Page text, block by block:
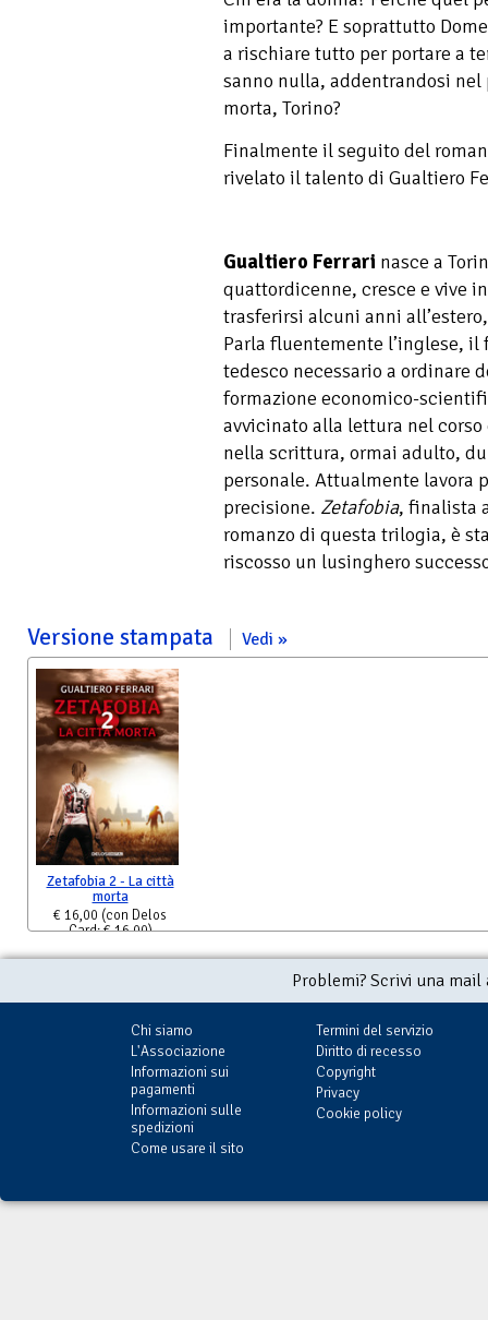
importante? E soprattutto
a rischiare tutto per portare a
sanno nulla, addentrandosi
morta, Torino?
Finalmente il seguito del
rivelato il talento di Gualtiero
Gualtiero Ferrari nasce a
quattordicenne, cresce e vive
trasferirsi alcuni anni
Parla fluentemente l’inglese,
tedesco necessario a ordinare
formazione economico-
avvicinato alla lettura nel
nella scrittura, ormai adulto,
personale. Attualmente lavora
precisione. Zetafobia, finalista
romanzo di questa trilogia, è
riscosso un lusinghero
Versione stampata Vedi
Zetafobia 2 - La città
morta
€ 16,00 (con Delos
Card: € 16,00)
Problemi? Scrivi una
Chi siamo
L'Associazione
Informazioni sui
pagamenti
Informazioni sulle
spedizioni
Come usare il sito
Termini del servizio
Diritto di recesso
Copyright
Privacy
Cookie policy